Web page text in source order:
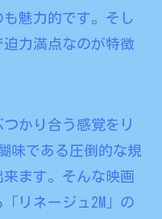
魅力的です。そし
力満点なのが特徴
かり合う感覚をリ
味である圧倒的な規
ます。そんな映画
リネージュ2M」の